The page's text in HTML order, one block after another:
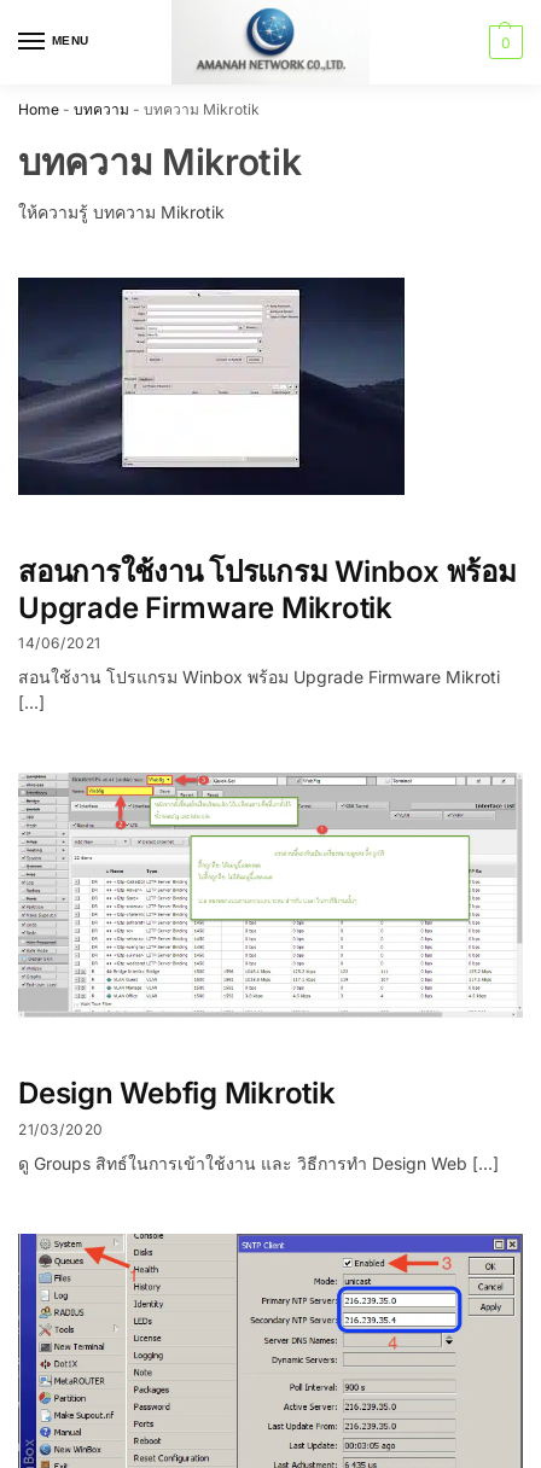
MENU 0
Home - บทความ - บทความ Mikrotik
บทความ Mikrotik
ให้ความรู้ บทความ Mikrotik
สอนการใช้งาน โปรแกรม Winbox พร้อม
Upgrade Firmware Mikrotik
14/06/2021
สอนใช้งาน โปรแกรม Winbox พร้อม Upgrade Firmware Mikroti
[…]
Design Webfig Mikrotik
21/03/2020
ดู Groups สิทธ์ในการเข้าใช้งาน และ วิธีการทำ Design Web […]